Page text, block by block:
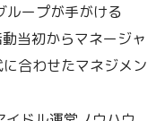
ループが手がける
当初からマネージャ
合わせたマネジメン